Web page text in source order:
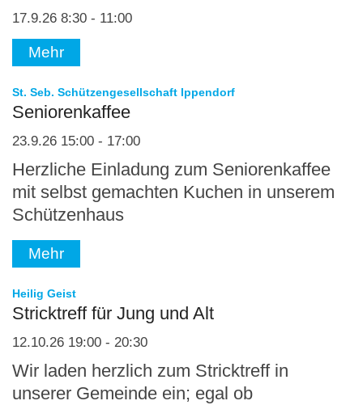
17.9.26 8:30 - 11:00
Mehr
St. Seb. Schützengesellschaft Ippendorf:
Seniorenkaffee
23.9.26 15:00 - 17:00
Herzliche Einladung zum Seniorenkaffee
mit selbst gemachten Kuchen in unserem
Schützenhaus
Mehr
Heilig Geist:
Stricktreff für Jung und Alt
12.10.26 19:00 - 20:30
Wir laden herzlich zum Stricktreff in
unserer Gemeinde ein; egal ob